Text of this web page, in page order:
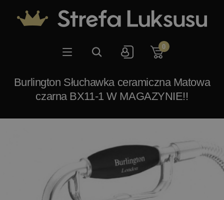
0
Burlington Słuchawka ceramiczna Matowa
czarna BX11-1 W MAGAZYNIE!!